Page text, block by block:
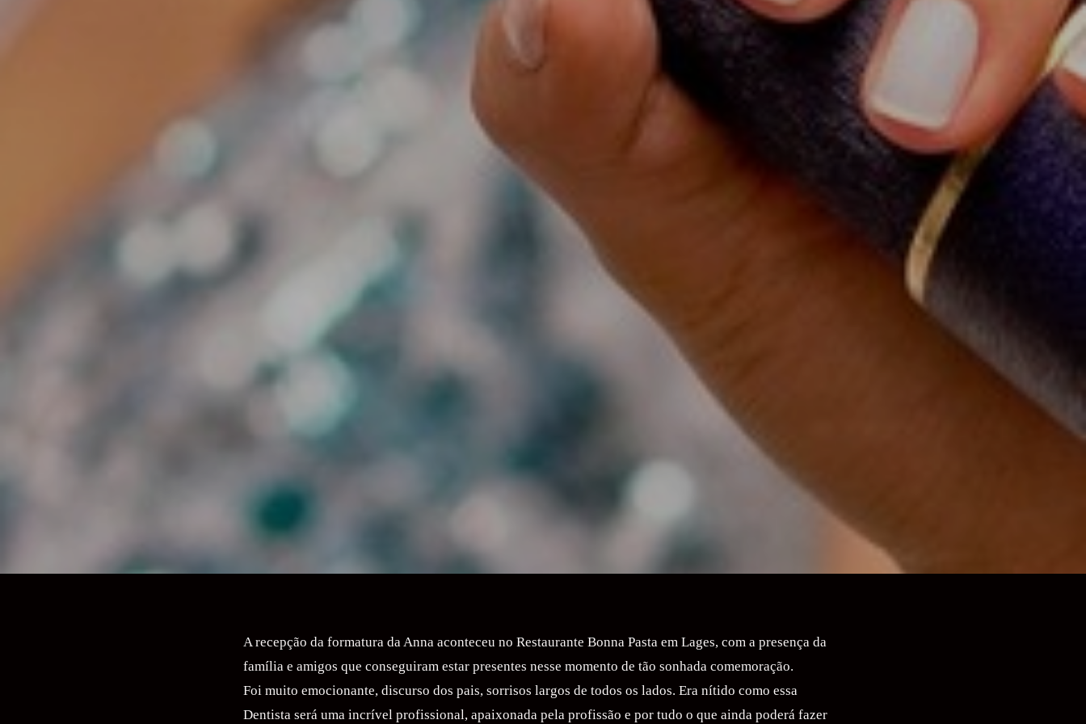
A recepção da formatura da Anna aconteceu no Restaurante Bonna Pasta em Lages, com a presença da
família e amigos que conseguiram estar presentes nesse momento de tão sonhada comemoração.
Foi muito emocionante, discurso dos pais, sorrisos largos de todos os lados. Era nítido como essa
Dentista será uma incrível profissional, apaixonada pela profissão e por tudo o que ainda poderá fazer